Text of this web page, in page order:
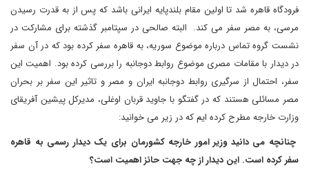
فرودگاه قاهره شد تا اولین مقام بلندپایه ایرانی باشد که پس از به قدرت رسیدن
مرسی، به مصر سفر می کند. البته صالحی در سپتامبر گذشته برای مشارکت در
نشست گروه تماس درباره موضوع سوریه، به قاهره سفر کرده بود که در آن سفر
در دیدار با مقامات مصری موضوع روابط دوجانبه را بررسی کرده بود. اهمیت این
سفر، احتمال از سرگیری روابط دوجانبه ایران و مصر و تاثیر این سفر بر بحران
مصر مسائلی هستند که در گفتگو با جاوید قربان اوغلی، مدیرکل پیشین آفریقای
وزارت خارجه مطرح کرده ایم که در زیر می خوانید:
چنانچه می دانید وزیر امور خارجه کشورمان برای یک دیدار رسمی به قاهره
سفر کرده است. این دیدار از چه جهت حائز اهمیت است؟